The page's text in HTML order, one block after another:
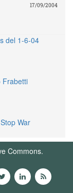
17/09/2004
del 1-6-04
Frabetti
War
Commons.